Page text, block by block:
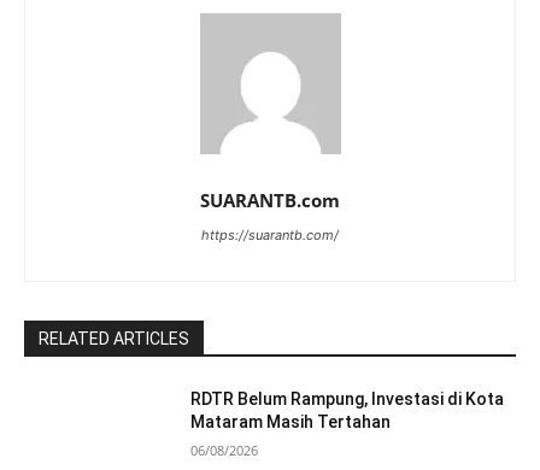
SUARANTB.com
https://suarantb.com/
RELATED ARTICLES
RDTR Belum Rampung, Investasi di Kota
Mataram Masih Tertahan
06/08/2026